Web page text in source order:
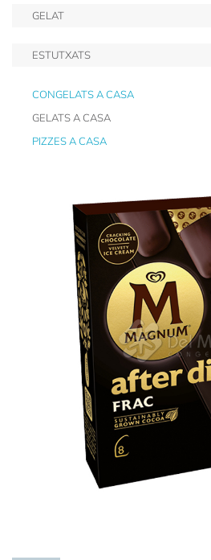
GELAT
ESTUTXATS
CONGELATS A CASA
GELATS A CASA
PIZZES A CASA